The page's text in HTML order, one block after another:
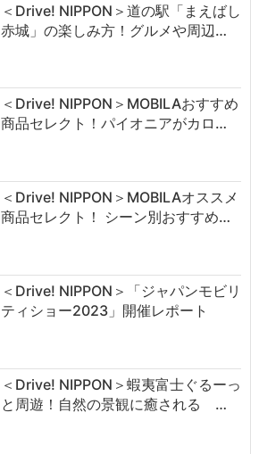
＜Drive! NIPPON＞道の駅「まえばし
赤城」の楽しみ方！グルメや周辺…
＜Drive! NIPPON＞MOBILAおすすめ
商品セレクト！パイオニアがカロ…
＜Drive! NIPPON＞MOBILAオススメ
商品セレクト！ シーン別おすすめ…
＜Drive! NIPPON＞「ジャパンモビリ
ティショー2023」開催レポート
＜Drive! NIPPON＞蝦夷富士ぐるーっ
と周遊！自然の景観に癒される …